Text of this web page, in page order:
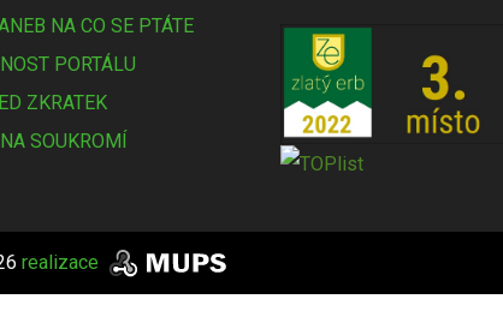
NA CO SE PTÁTE
PORTÁLU
ZKRATEK
SOUKROMÍ
realizace